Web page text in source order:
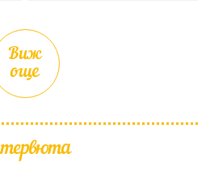
Виж
още